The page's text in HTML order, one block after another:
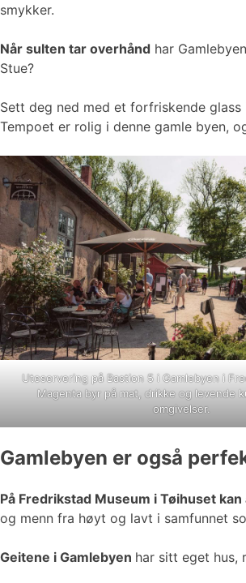
smykker.
Når sulten tar overhånd har
Stue?
Sett deg ned med et forfriskende
Tempoet er rolig i denne gamle byen,
Uteservering på Bastion 5 i Gamlebyen i
Magenta byr på mat, drikke og levende
omgivelser.
Gamlebyen er også
På Fredrikstad Museum i Tøihuset
og menn fra høyt og lavt i samfunnet
Geitene i Gamlebyen har sitt eget hus,